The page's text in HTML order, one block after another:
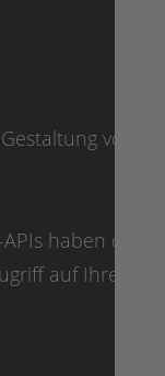
von
haben die
auf Ihre